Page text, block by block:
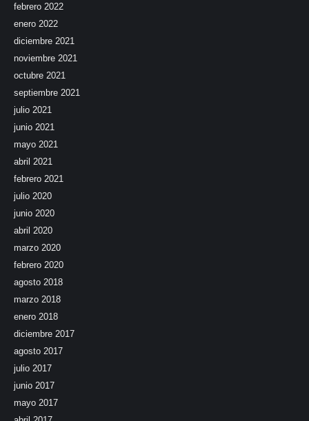
febrero 2022
enero 2022
diciembre 2021
noviembre 2021
octubre 2021
septiembre 2021
julio 2021
junio 2021
mayo 2021
abril 2021
febrero 2021
julio 2020
junio 2020
abril 2020
marzo 2020
febrero 2020
agosto 2018
marzo 2018
enero 2018
diciembre 2017
agosto 2017
julio 2017
junio 2017
mayo 2017